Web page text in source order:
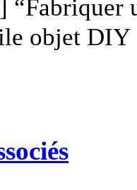
“Fabriquer
objet